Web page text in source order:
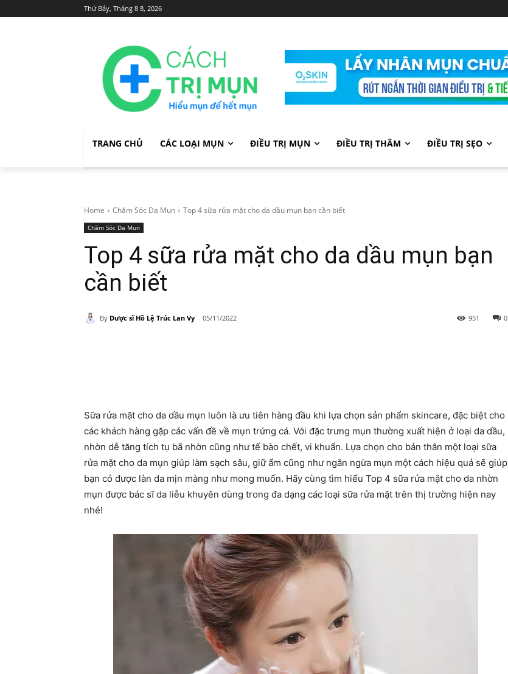
Thứ Bảy, Tháng 8 8, 2026
TRANG CHỦ CÁC LOẠI MỤN ĐIỀU TRỊ MỤN ĐIỀU TRỊ THÂM ĐIỀU TRỊ SẸO
Home Chăm Sóc Da Mụn Top 4 sữa rửa mặt cho da dầu mụn bạn cần biết
Chăm Sóc Da Mụn
Top 4 sữa rửa mặt cho da dầu mụn bạn
cần biết
By Dược sĩ Hồ Lệ Trúc Lan Vy 05/11/2022 0
951
Sữa rửa mặt cho da dầu mụn luôn là ưu tiên hàng đầu khi lựa chọn sản phẩm skincare, đặc biệt cho
các khách hàng gặp các vấn đề về mụn trứng cá. Với đặc trưng mụn thường xuất hiện ở loại da dầu,
nhờn dễ tăng tích tụ bã nhờn cũng như tế bào chết, vi khuẩn. Lựa chọn cho bản thân một loại sữa
rửa mặt cho da mụn giúp làm sạch sâu, giữ ẩm cũng như ngăn ngừa mụn một cách hiệu quả sẽ giúp
bạn có được làn da mịn màng như mong muốn. Hãy cùng tìm hiểu Top 4 sữa rửa mặt cho da nhờn
mụn được bác sĩ da liễu khuyên dùng trong đa dạng các loại sữa rửa mặt trên thị trường hiện nay
nhé!